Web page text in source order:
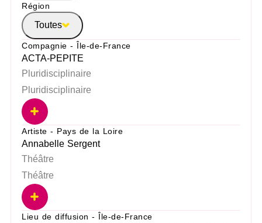
Région
Toutes
Compagnie - Île-de-France
ACTA-PEPITE
Pluridisciplinaire
Pluridisciplinaire
Artiste - Pays de la Loire
Annabelle Sergent
Théâtre
Théâtre
Lieu de diffusion - Île-de-France